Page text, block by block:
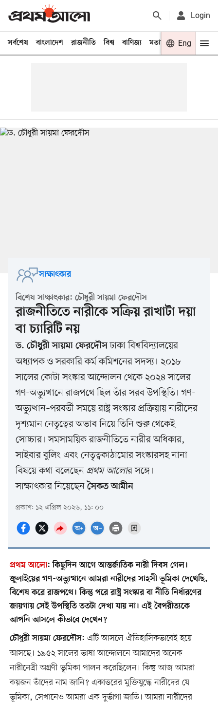
Login
সর্বশেষ বাংলাদেশ রাজনীতি বিশ্ব বাণিজ্য মতামত খেলা
Eng
সাক্ষাৎকার
বিশেষ সাক্ষাৎকার: চৌধুরী সায়মা ফেরদৌস
রাজনীতিতে নারীকে সক্রিয় রাখাটা দয়া
বা চ্যারিটি নয়
ড. চৌধুরী সায়মা ফেরদৌসঢাকা বিশ্ববিদ্যালয়ের
অধ্যাপক ও সরকারি কর্ম কমিশনের সদস্য। ২০১৮
সালের কোটা সংস্কার আন্দোলন থেকে ২০২৪ সালের
গণ-অভ্যুত্থানে রাজপথে ছিল তাঁর সরব উপস্থিতি। গণ-
অভ্যুত্থান–পরবর্তী সময়ে রাষ্ট্র সংস্কার প্রক্রিয়ায় নারীদের
দৃশ্যমান নেতৃত্বের অভাব নিয়ে তিনি শুরু থেকেই
সোচ্চার। সমসাময়িক রাজনীতিতে নারীর অধিকার,
সাইবার বুলিং এবং নেতৃত্বকাঠামোর সংস্কারসহ নানা
বিষয়ে কথা বলেছেনপ্রথম আলোর সঙ্গে।
সাক্ষাৎকার নিয়েছেন সৈকত আমীন
প্রকাশ: ১২ এপ্রিল ২০২৬, ১১: ০০
প্রথম আলো:কিছুদিন আগে আন্তর্জাতিক নারী দিবস গেল।
জুলাইয়ের গণ-অভ্যুত্থানে আমরা নারীদের সাহসী ভূমিকা দেখেছি,
বিশেষ করে রাজপথে। কিন্তু পরে রাষ্ট্র সংস্কার বা নীতি নির্ধারণের
জায়গায় সেই উপস্থিতি ততটা দেখা যায় না। এই বৈপরীত্যকে
আপনি আসলে কীভাবে দেখেন?
চৌধুরী সায়মা ফেরদৌস: এটি আসলে ঐতিহাসিকভাবেই হয়ে
আসছে। ১৯৫২ সালের ভাষা আন্দোলনে আমাদের অনেক
নারীনেত্রী অগ্রণী ভূমিকা পালন করেছিলেন। কিন্তু আজ আমরা
কয়জন তাঁদের নাম জানি? একাত্তরের মুক্তিযুদ্ধে নারীদের যে
ভূমিকা, সেখানেও আমরা এক দুর্ভাগা জাতি। আমরা নারীদের